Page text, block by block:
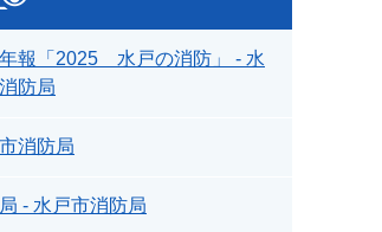
報「2025 水戸の消防」 - 水
防局
消防局
- 水戸市消防局